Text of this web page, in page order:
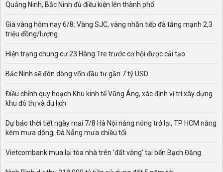
Quảng Ninh, Bắc Ninh đủ điều kiện lên thành phố
Giá vàng hôm nay 6/8: Vàng SJC, vàng nhẫn tiếp đà tăng mạnh 2,3
triệu đồng/lượng
Hiện trạng chung cư 23 Hàng Tre trước cơ hội được cải tạo
Bắc Ninh sẽ đón dòng vốn đầu tư gần 7 tỷ USD
Điều chỉnh quy hoạch Khu kinh tế Vũng Áng, xác định vị trí xây dựng
khu đô thị và du lịch
Dự báo thời tiết ngày mai 7/8 Hà Nội nắng nóng trở lại, TP HCM nắng
kèm mưa dông, Đà Nẵng mưa chiều tối
Vietcombank mua lại tòa nhà trên 'đất vàng' tại bến Bạch Đằng